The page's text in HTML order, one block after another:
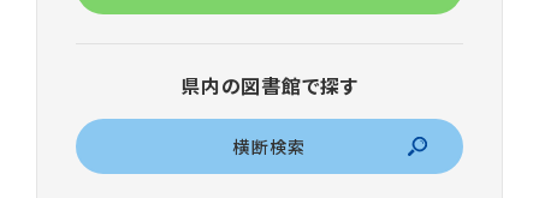
県内の図書館で探す
横断検索